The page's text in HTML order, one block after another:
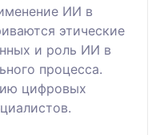
ИИ в
этические
и роль ИИ в
процесса.
цифровых